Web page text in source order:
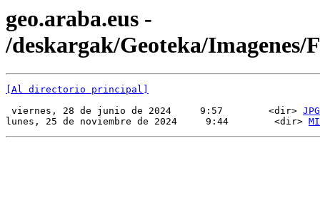
geo.araba.eus -
/deskargak/Geoteka/Imagenes/
[Al directorio principal]
viernes, 28 de junio de 2024     9:57        <dir> JPG
lunes, 25 de noviembre de 2024     9:44        <dir>